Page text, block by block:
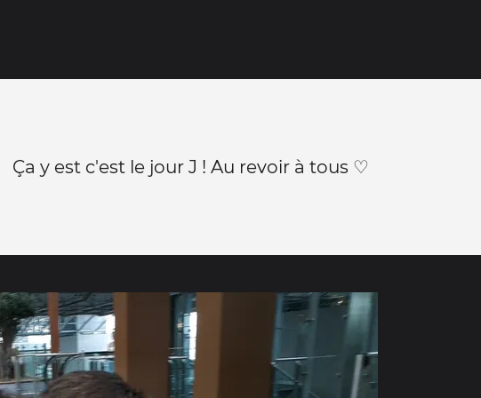
Ça y est c'est le jour J ! Au revoir à tous ♡